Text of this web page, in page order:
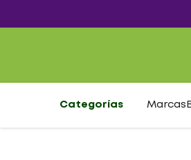
Categorías Marcas